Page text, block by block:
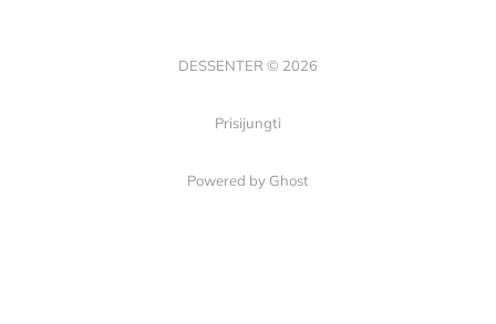
DESSENTER © 2026
Prisijungti
Powered by Ghost